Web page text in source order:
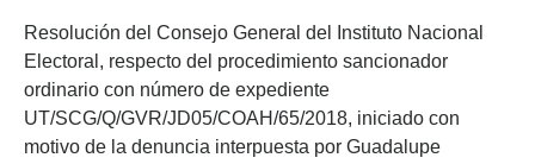
Resolución del Consejo General del Instituto Nacional
Electoral, respecto del procedimiento sancionador
ordinario con número de expediente
UT/SCG/Q/GVR/JD05/COAH/65/2018, iniciado con
motivo de la denuncia interpuesta por Guadalupe